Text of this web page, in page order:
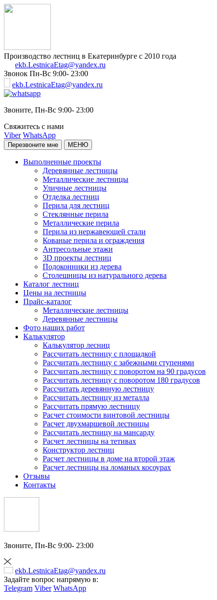
Производство лестниц в Екатеринбурге с 2010 года
ekb.LestnicaEtag@yandex.ru
Звонок Пн-Вс 9:00- 23:00
ekb.LestnicaEtag@yandex.ru
Звоните, Пн-Вс 9:00- 23:00
Свяжитесь с нами
Viber WhatsApp
Перезвоните мне МЕНЮ
Выполненные проекты
Деревянные лестницы
Металлические лестницы
Уличные лестницы
Отделка лестниц
Перила для лестниц
Стеклянные перила
Металлические перила
Перила из нержавеющей стали
Кованые перила и ограждения
Антресольные этажи
3D проекты лестниц
Подоконники из дерева
Столешницы из натурального дерева
Каталог лестниц
Цены на лестницы
Прайс-каталог
Металлические лестницы
Деревянные лестницы
Фото наших работ
Калькулятор
Калькулятор лесниц
Рассчитать лестницу с площадкой
Рассчитать лестницу с забежными ступенями
Рассчитать лестницу с поворотом на 90 градусов
Рассчитать лестницу с поворотом 180 градусов
Рассчитать деревянную лестницу
Рассчитать лестницу из металла
Рассчитать прямую лестницу
Расчет стоимости винтовой лестницы
Расчет двухмаршевой лестницы
Рассчитать лестницу на мансарду
Расчет лестницы на тетивах
Конструктор лестниц
Расчет лестницы в доме на второй этаж
Расчет лестницы на ломаных косоурах
Отзывы
Контакты
Звоните, Пн-Вс 9:00- 23:00
ekb.LestnicaEtag@yandex.ru
Задайте вопрос напрямую в:
Telegram Viber WhatsApp